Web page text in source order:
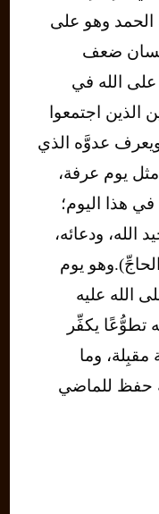
الحمد وهو على
الإنسان ضعف
على الله في
الذين اجتمعوا
عدوَّه الذي
يوم عرفة،
هذا اليوم؛
الله، ودعائه،
يوم
الله عليه
وصومه تطوُّعًا يكفِّر
وما
حفظ للماضي